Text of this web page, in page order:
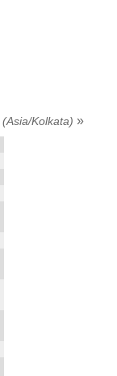
(Asia/Kolkata) »